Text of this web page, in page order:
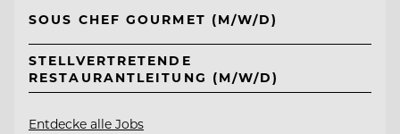
SOUS CHEF GOURMET (M/W/D)
STELLVERTRETENDE
RESTAURANTLEITUNG (M/W/D)
Entdecke alle Jobs